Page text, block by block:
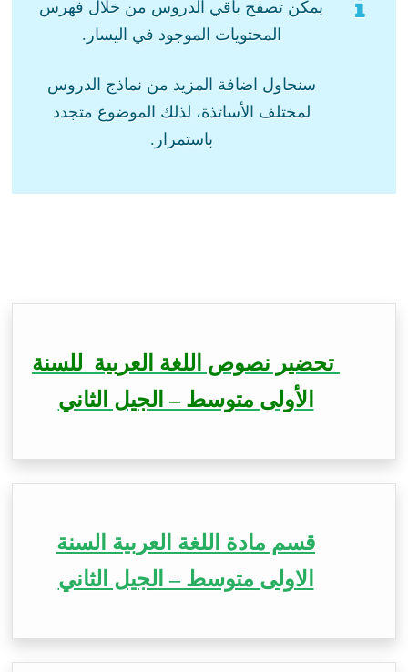
يمكن تصفح باقي الدروس من خلال فهرس
المحتويات الموجود في اليسار.
سنحاول اضافة المزيد من نماذج الدروس
لمختلف الأساتذة، لذلك الموضوع متجدد
باستمرار.
تحضير نصوص اللغة العربية للسنة
الأولى متوسط – الجيل الثاني
قسم مادة اللغة العربية السنة
الاولى متوسط – الجيل الثاني